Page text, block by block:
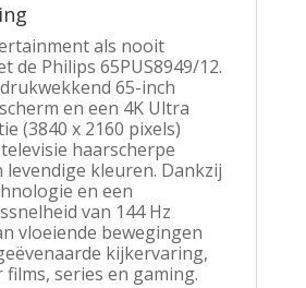
als nooit
de Philips 65PUS8949/12.
65-inch
en een 4K Ultra
(3840 x 2160 pixels)
haarscherpe
levendige kleuren. Dankzij
en een
van 144 Hz
vloeiende bewegingen
kijkervaring,
films, series en gaming.